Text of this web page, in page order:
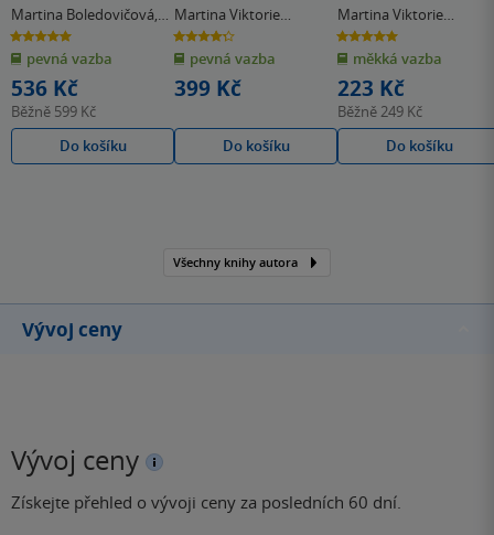
Martina Boledovičová,
Martina Viktorie
Kopecká
5.0
z
5
hvězdiček
pevná vazba
536 Kč
Běžně 599 Kč
Do košíku
Martina Viktorie
Kopecká
4.3
z
5
hvězdiček
pevná vazba
399 Kč
Do košíku
Martina Viktorie
Kopecká
5.0
z
5
hvězdiček
měkká vazba
223 Kč
Běžně249 Kč
Do košíku
Všechny knihy autora
Vývoj ceny
Vývoj ceny
Získejte přehled o vývoji ceny za posledních 60 dní.